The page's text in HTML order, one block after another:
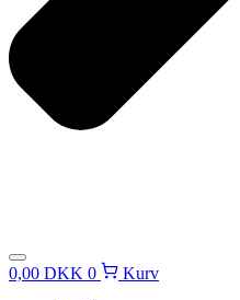
0,00 DKK 0
Kurv